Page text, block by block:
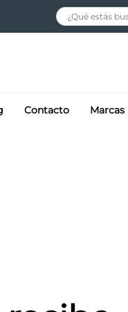
Contacto Marcas